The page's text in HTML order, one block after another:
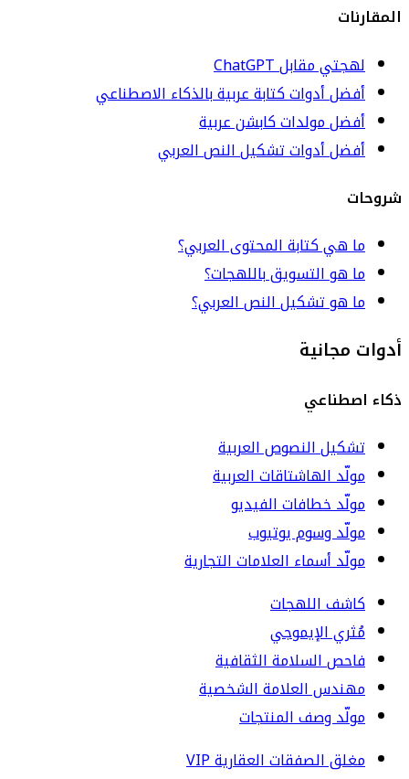
المقارنات
لهجتي مقابل ChatGPT
أفضل أدوات كتابة عربية بالذكاء الاصطناعي
أفضل مولدات كابشن عربية
أفضل أدوات تشكيل النص العربي
شروحات
ما هي كتابة المحتوى العربي؟
ما هو التسويق باللهجات؟
ما هو تشكيل النص العربي؟
أدوات مجانية
ذكاء اصطناعي
تشكيل النصوص العربية
مولّد الهاشتاقات العربية
مولّد خطافات الفيديو
مولّد وسوم يوتيوب
مولّد أسماء العلامات التجارية
كاشف اللهجات
مُثري الإيموجي
فاحص السلامة الثقافية
مهندس العلامة الشخصية
مولّد وصف المنتجات
مغلق الصفقات العقارية VIP